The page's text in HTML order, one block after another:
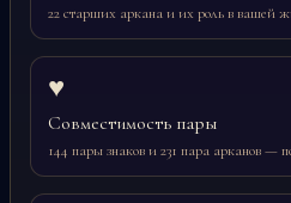
22 старших аркана и их роль в вашей
♥
Совместимость пары
144 пары знаков и 231 пара арканов —